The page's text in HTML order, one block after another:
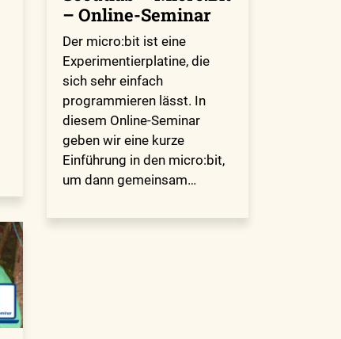
– Online-Seminar
Der micro:bit ist eine
Experimentierplatine, die
sich sehr einfach
programmieren lässt. In
diesem Online-Seminar
geben wir eine kurze
Einführung in den micro:bit,
um dann gemeinsam…